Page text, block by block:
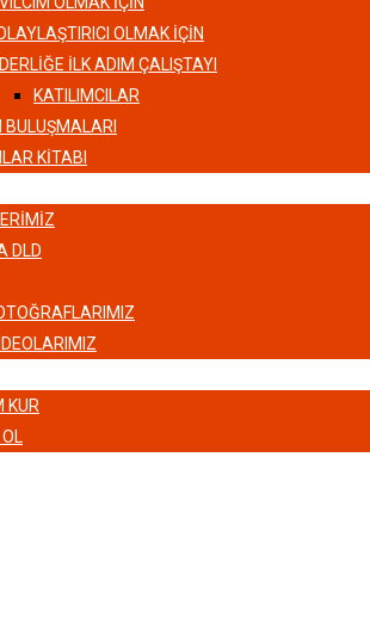
OLMAK İÇİN
İLK ADIM ÇALIŞTAYI
KATILIMCILAR
BULUŞMALARI
KITABI
DLD
KUR